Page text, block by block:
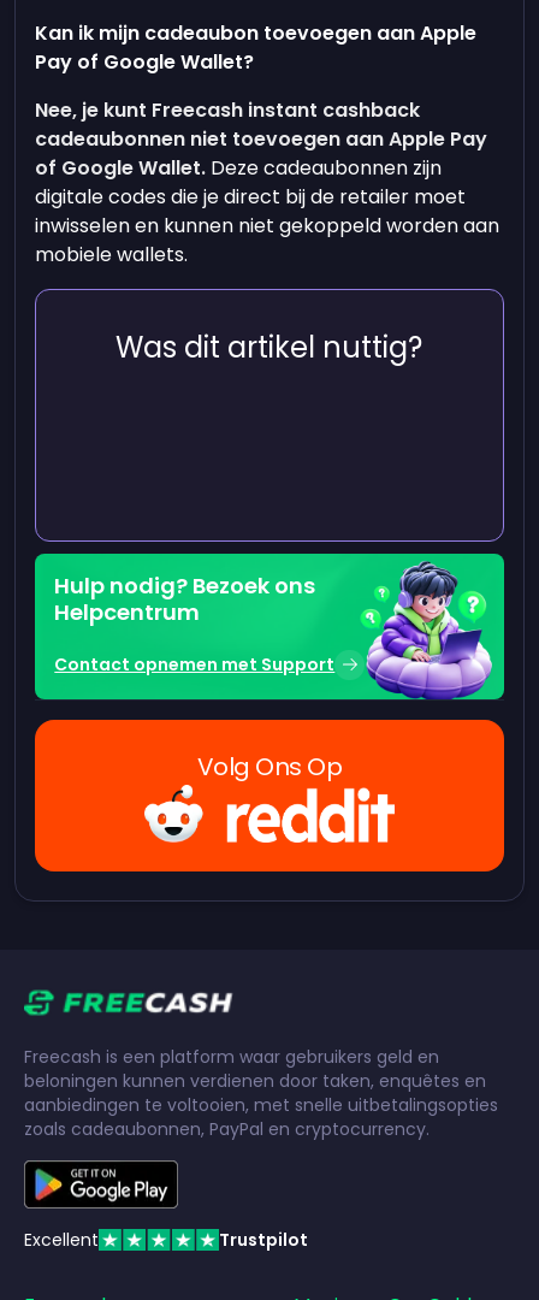
Kan ik mijn cadeaubon toevoegen aan Apple
Pay of Google Wallet?
Nee, je kunt Freecash instant cashback
cadeaubonnen niet toevoegen aan Apple Pay
of Google Wallet. Deze cadeaubonnen zijn
digitale codes die je direct bij de retailer moet
inwisselen en kunnen niet gekoppeld worden aan
mobiele wallets.
Was dit artikel nuttig?
Hulp nodig? Bezoek ons
Helpcentrum
Contact opnemen met Support
Volg Ons Op
Freecash is een platform waar gebruikers geld en
beloningen kunnen verdienen door taken, enquêtes en
aanbiedingen te voltooien, met snelle uitbetalingsopties
zoals cadeaubonnen, PayPal en cryptocurrency.
Excellent Trustpilot